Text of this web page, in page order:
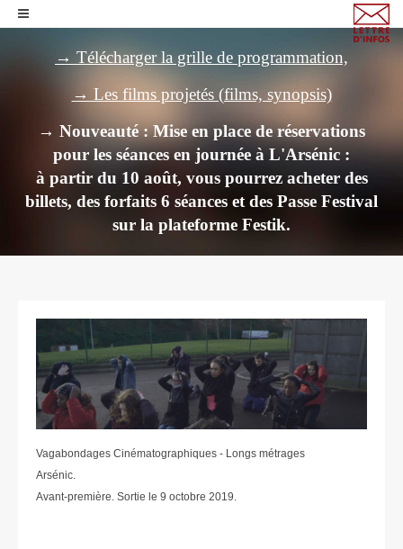
→ Télécharger la grille de programmation,
→ Les films projetés (films, synopsis)
→ Nouveauté : Mise en place de réservations
pour les séances en journée à L'Arsénic :
à partir du 10 août, vous pourrez acheter des
billets, des forfaits 6 séances et des Passe Festival
sur la plateforme Festik.
Vagabondages Cinématographiques - Longs métrages
Arsénic.
Avant-première. Sortie le 9 octobre 2019.